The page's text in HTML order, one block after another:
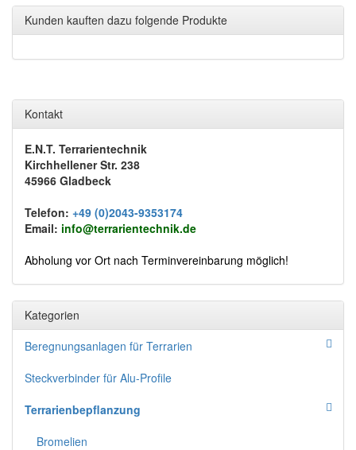
Kunden kauften dazu folgende Produkte
Kontakt
E.N.T. Terrarientechnik
Kirchhellener Str. 238
45966 Gladbeck
Telefon: +49 (0)2043-9353174
Email: info@terrarientechnik.de
Abholung vor Ort nach Terminvereinbarung möglich!
Kategorien
Beregnungsanlagen für Terrarien
Steckverbinder für Alu-Profile
Terrarienbepflanzung
Bromelien